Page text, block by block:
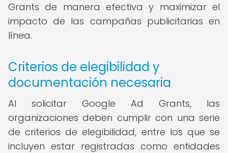
Grants de manera efectiva y maximizar el
impacto de las campañas publicitarias en
línea.
Criterios de elegibilidad y
documentación necesaria
Al solicitar Google Ad Grants, las
organizaciones deben cumplir con una serie
de criterios de elegibilidad, entre los que se
incluyen estar registradas como entidades